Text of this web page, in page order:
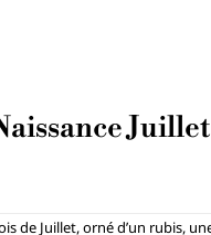
de Juillet, orné d’un